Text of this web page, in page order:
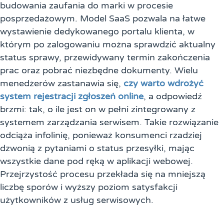
budowania zaufania do marki w procesie
posprzedażowym. Model SaaS pozwala na łatwe
wystawienie dedykowanego portalu klienta, w
którym po zalogowaniu można sprawdzić aktualny
status sprawy, przewidywany termin zakończenia
prac oraz pobrać niezbędne dokumenty. Wielu
menedżerów zastanawia się, czy warto wdrożyć
system rejestracji zgłoszeń online, a odpowiedź
brzmi: tak, o ile jest on w pełni zintegrowany z
systemem zarządzania serwisem. Takie rozwiązanie
odciąża infolinię, ponieważ konsumenci rzadziej
dzwonią z pytaniami o status przesyłki, mając
wszystkie dane pod ręką w aplikacji webowej.
Przejrzystość procesu przekłada się na mniejszą
liczbę sporów i wyższy poziom satysfakcji
użytkowników z usług serwisowych.